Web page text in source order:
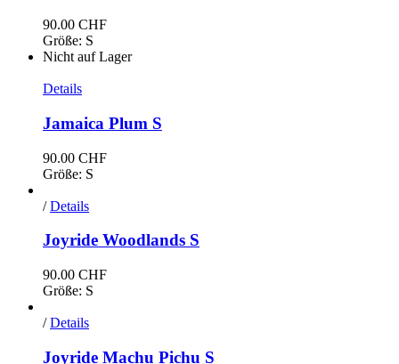
90.00 CHF
Größe: S
Nicht auf Lager
Details
Jamaica Plum S
90.00 CHF
Größe: S
/ Details
Joyride Woodlands S
90.00 CHF
Größe: S
/ Details
Joyride Machu Pichu S